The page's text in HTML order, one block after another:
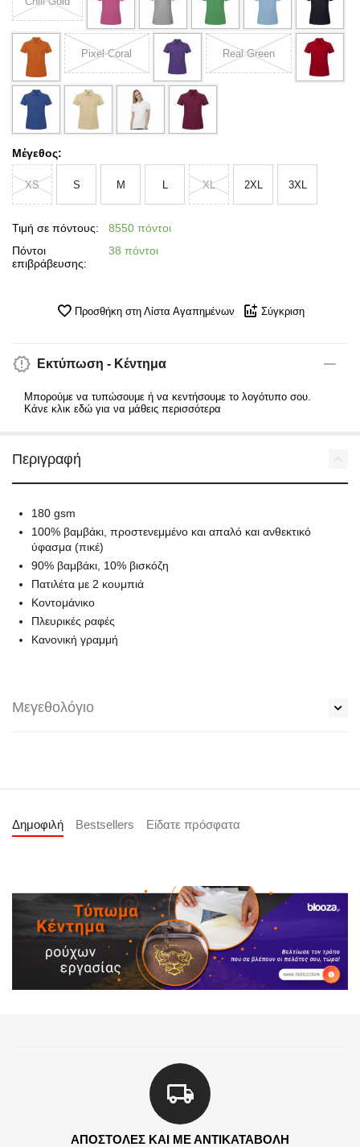
Pixel Coral Real Green
Μέγεθος:
XS S M L XL 2XL 3XL
Τιμή σε πόντους:
8550 πόντοι
Πόντοι
επιβράβευσης:
38 πόντοι
Προσθήκη στη Λίστα Αγαπημένων Σύγκριση
Εκτύπωση - Κέντημα
Μπορούμε να τυπώσουμε ή να κεντήσουμε το λογότυπο σου.
Κάνε κλικ εδώ για να μάθεις περισσότερα
Περιγραφή
180 gsm
100% βαμβάκι, προστενεμμένο και απαλό και ανθεκτικό
ύφασμα (πικέ)
90% βαμβάκι, 10% βισκόζη
Πατιλέτα με 2 κουμπιά
Κοντομάνικο
Πλευρικές ραφές
Κανονική γραμμή
Μεγεθολόγιο
Δημοφιλή Bestsellers Είδατε πρόσφατα
ΑΠΟΣΤΟΛΕΣ ΚΑΙ ΜΕ ΑΝΤΙΚΑΤΑΒΟΛΗ